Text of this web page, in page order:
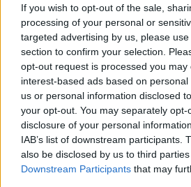
If you wish to opt-out of the sale,
processing of your personal or
targeted advertising by us, please
section to confirm your selection.
opt-out request is processed you may
interest-based ads based on
us or personal information disclosed
your opt-out. You may separately
disclosure of your personal
IAB’s list of downstream participants.
also be disclosed by us to third
Downstream Participants that may
c) Nürnberg és
d) Worms és Speyer
4) Mi a neve a zsidó
a) Bazilika
b) Mecset